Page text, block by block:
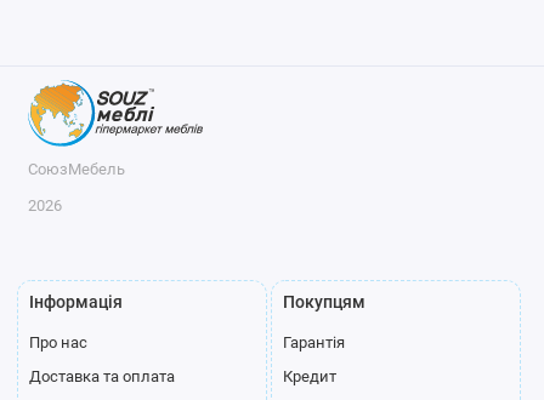
СоюзМебель
2026
Інформація
Про нас
Доставка та оплата
Покупцям
Гарантія
Кредит